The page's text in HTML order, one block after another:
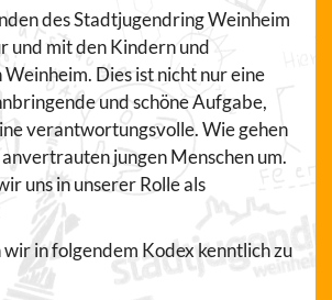
des Stadtjugendring Weinheim
und mit den Kindern und
Weinheim. Dies ist nicht nur eine
und schöne Aufgabe,
verantwortungsvolle. Wie gehen
jungen Menschen um.
uns in unserer Rolle als
wir in folgendem Kodex kenntlich zu